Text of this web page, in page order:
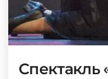
Спектакль